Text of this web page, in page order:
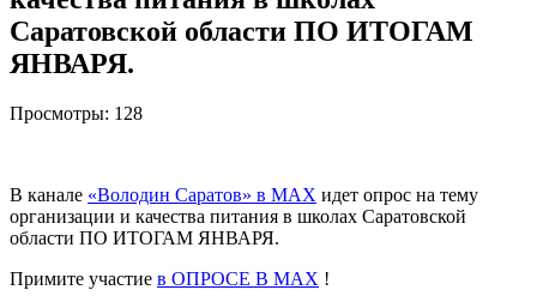
Саратовской области ПО ИТОГАМ
ЯНВАРЯ.
Просмотры: 128
В канале «Володин Саратов» в МАХ идет опрос на тему
организации и качества питания в школах Саратовской
области ПО ИТОГАМ ЯНВАРЯ.
Примите участие в ОПРОСЕ В МАХ !